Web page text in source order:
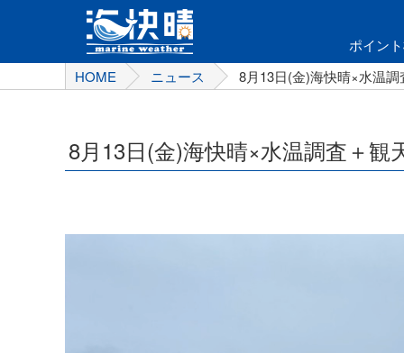
ポイン
HOME
ニュース 8月13日(金)海快晴×水温
8月13日(金)海快晴×水温調査＋観